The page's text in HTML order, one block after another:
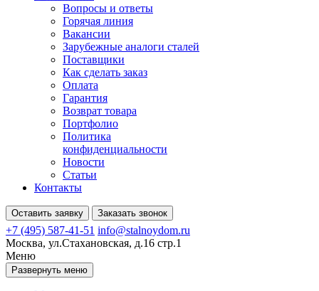
Вопросы и ответы
Горячая линия
Вакансии
Зарубежные аналоги сталей
Поставщики
Как сделать заказ
Оплата
Гарантия
Возврат товара
Портфолио
Политика
конфиденциальности
Новости
Статьи
Контакты
Оставить заявку Заказать звонок
+7 (495) 587-41-51 info@stalnoydom.ru
Москва, ул.Стахановская, д.16 стр.1
Меню
Развернуть меню